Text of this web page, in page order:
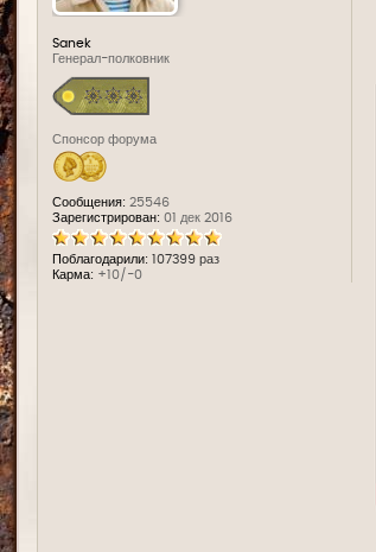
Sanek
Генерал-полковник
Спонсор форума
Сообщения: 25546
Зарегистрирован: 01 дек 2016
Поблагодарили: 107399 раз
Карма: +10/-0